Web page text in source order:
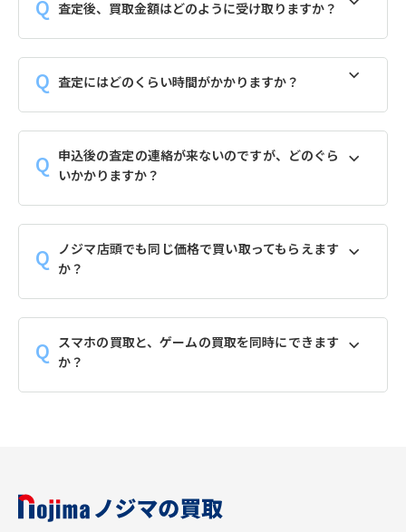
査定後、買取金額はどのように受け取りますか？
査定にはどのくらい時間がかかりますか？
申込後の査定の連絡が来ないのですが、どのぐら
いかかりますか？
ノジマ店頭でも同じ価格で買い取ってもらえます
か？
スマホの買取と、ゲームの買取を同時にできます
か？